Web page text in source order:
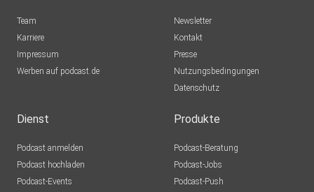
Team
Karriere
Impressum
Werben auf podcast.de
Newsletter
Kontakt
Presse
Nutzungsbedingungen
Datenschutz
Dienst
Podcast anmelden
Podcast hochladen
Podcast-Events
Produkte
Podcast-Beratung
Podcast-Jobs
Podcast-Push